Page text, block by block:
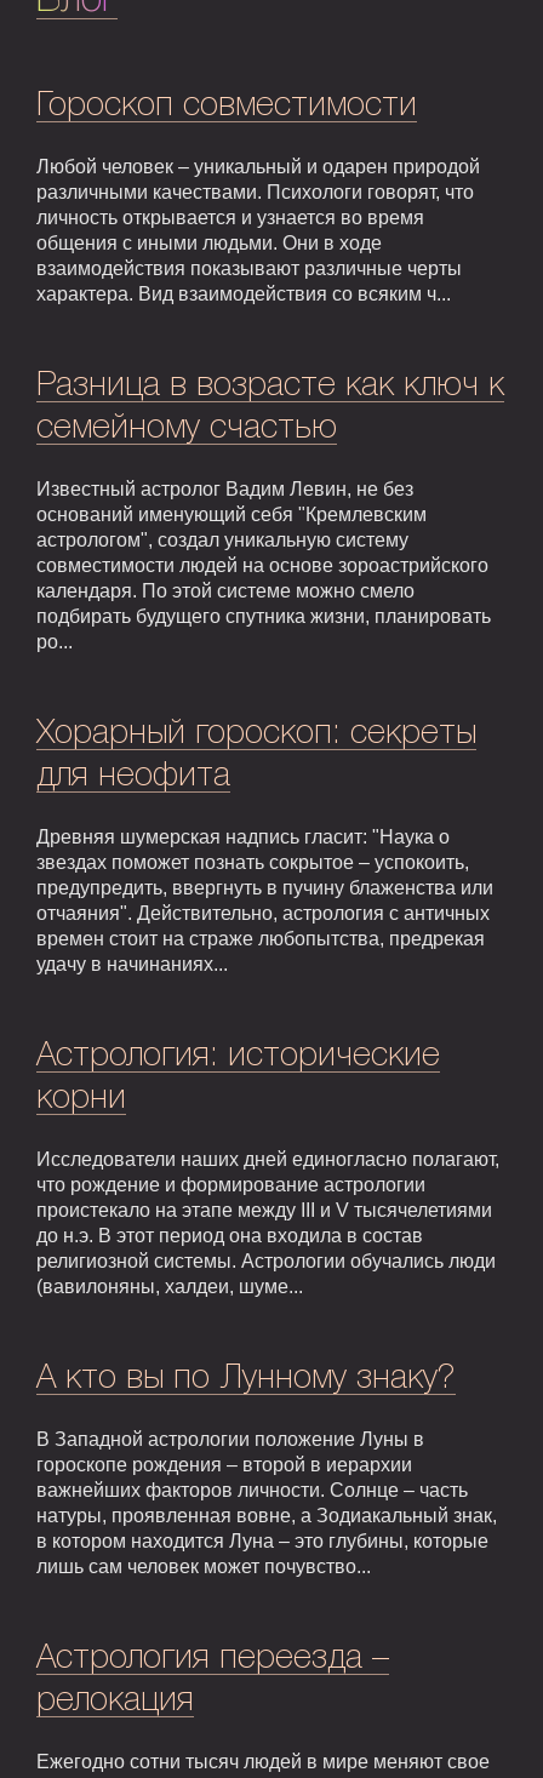
Гороскоп совместимости
Любой человек – уникальный и одарен природой
различными качествами. Психологи говорят, что
личность открывается и узнается во время
общения с иными людьми. Они в ходе
взаимодействия показывают различные черты
характера. Вид взаимодействия со всяким ч...
Разница в возрасте как ключ к
семейному счастью
Известный астролог Вадим Левин, не без
оснований именующий себя "Кремлевским
астрологом", создал уникальную систему
совместимости людей на основе зороастрийского
календаря. По этой системе можно смело
подбирать будущего спутника жизни, планировать
ро...
Хорарный гороскоп: секреты
для неофита
Древняя шумерская надпись гласит: "Наука о
звездах поможет познать сокрытое – успокоить,
предупредить, ввергнуть в пучину блаженства или
отчаяния". Действительно, астрология с античных
времен стоит на страже любопытства, предрекая
удачу в начинаниях...
Астрология: исторические
корни
Исследователи наших дней единогласно полагают,
что рождение и формирование астрологии
проистекало на этапе между III и V тысячелетиями
до н.э. В этот период она входила в состав
религиозной системы. Астрологии обучались люди
(вавилоняны, халдеи, шуме...
А кто вы по Лунному знаку?
В Западной астрологии положение Луны в
гороскопе рождения – второй в иерархии
важнейших факторов личности. Солнце – часть
натуры, проявленная вовне, а Зодиакальный знак,
в котором находится Луна – это глубины, которые
лишь сам человек может почувство...
Астрология переезда –
релокация
Ежегодно сотни тысяч людей в мире меняют свое